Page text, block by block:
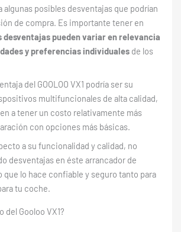
posibles desventajas que podrían
de compra. Es importante tener en
desventajas pueden variar en relevancia
y preferencias individuales de los
del GOOLOO VX1 podría ser su
multifuncionales de alta calidad,
a tener un costo relativamente más
con opciones más básicas.
a su funcionalidad y calidad, no
desventajas en éste arrancador de
que lo hace confiable y seguro tanto para
tu coche.
del Gooloo VX1?